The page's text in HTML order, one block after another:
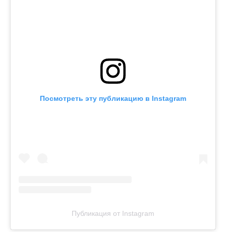
Посмотреть эту публикацию в Instagram
Публикация от Instagram